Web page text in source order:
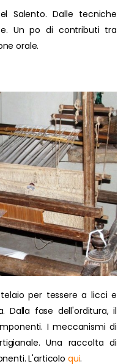
Salento. Dalle tecniche
Un po di contributi tra
orale.
per tessere a licci e
Dalla fase dell'orditura, il
I meccanismi di
Una raccolta di
L'articolo qui.